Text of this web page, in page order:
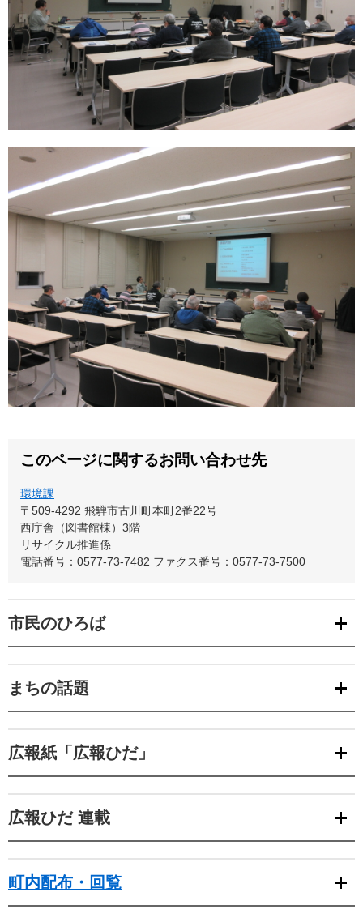
市民のひろば
まちの話題
広報紙「広報ひだ」
広報ひだ 連載
町内配布・回覧
このページに関するお問い合わせ先
環境課
〒509-4292 飛騨市古川町本町2番22号
西庁舎（図書館棟）3階
リサイクル推進係
電話番号：0577-73-7482 ファクス番号：0577-73-7500